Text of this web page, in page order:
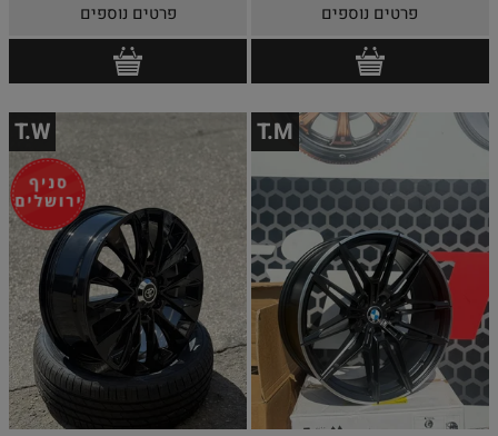
פרטים נוספים פרטים נוספים
T.M
T.W